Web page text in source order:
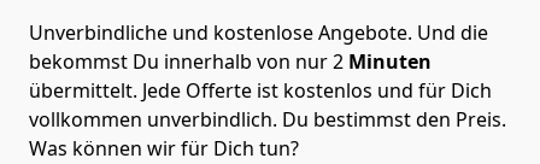
Unverbindliche und kostenlose Angebote. Und die
bekommst Du innerhalb von nur2 Minuten
übermittelt. Jede Offerte ist kostenlos und für Dich
vollkommen unverbindlich. Du bestimmst den Preis.
Was können wir für Dich tun?